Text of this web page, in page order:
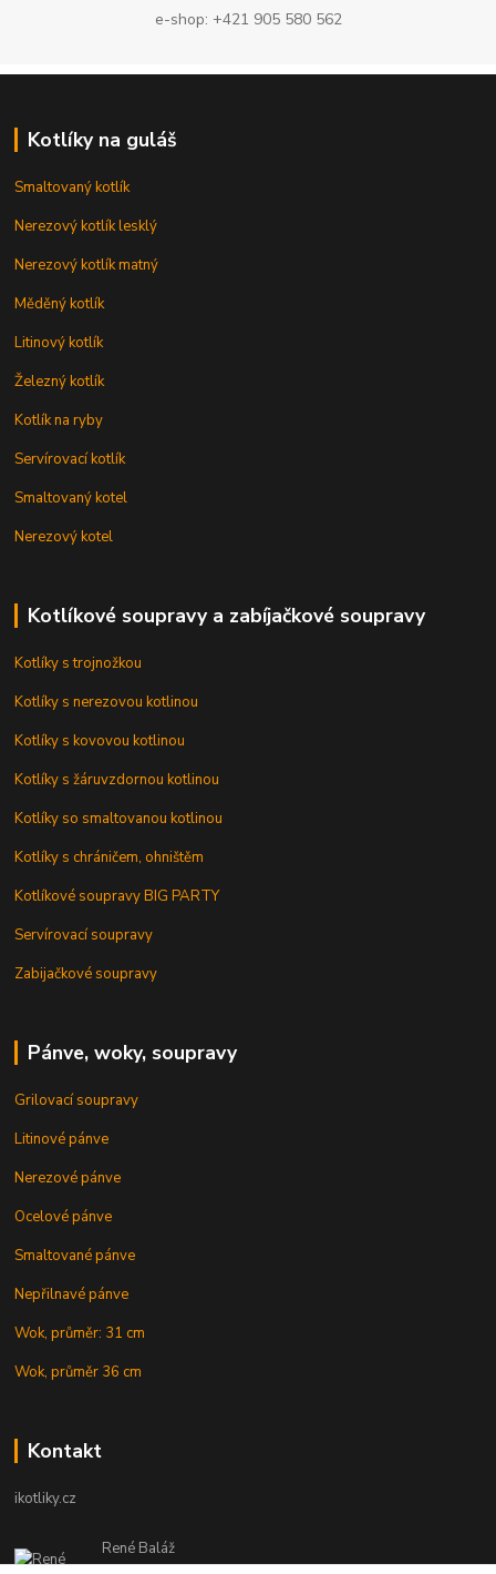
e-shop: +421 905 580 562
Kotlíky na guláš
Smaltovaný kotlík
Nerezový kotlík lesklý
Nerezový kotlík matný
Měděný kotlík
Litinový kotlík
Železný kotlík
Kotlík na ryby
Servírovací kotlík
Smaltovaný kotel
Nerezový kotel
Kotlíkové soupravy a zabíjačkové soupravy
Kotlíky s trojnožkou
Kotlíky s nerezovou kotlinou
Kotlíky s kovovou kotlinou
Kotlíky s žáruvzdornou kotlinou
Kotlíky so smaltovanou kotlinou
Kotlíky s chráničem, ohništěm
Kotlíkové soupravy BIG PARTY
Servírovací soupravy
Zabijačkové soupravy
Pánve, woky, soupravy
Grilovací soupravy
Litinové pánve
Nerezové pánve
Ocelové pánve
Smaltované pánve
Nepřilnavé pánve
Wok, průměr: 31 cm
Wok, průměr 36 cm
Kontakt
ikotliky.cz
René Baláž